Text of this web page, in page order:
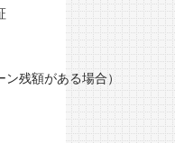
額がある場合）